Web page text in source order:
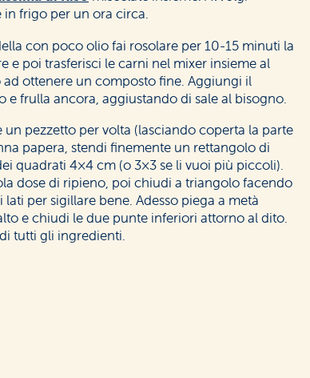
in frigo per un ora circa.
con poco olio fai rosolare per 10-15 minuti la
e poi trasferisci le carni nel mixer insieme al
ottenere un composto fine. Aggiungi il
e frulla ancora, aggiustando di sale al bisogno.
un pezzetto per volta (lasciando coperta la parte
papera, stendi finemente un rettangolo di
quadrati 4×4 cm (o 3×3 se li vuoi più piccoli).
dose di ripieno, poi chiudi a triangolo facendo
per sigillare bene. Adesso piega a metà
e chiudi le due punte inferiori attorno al dito.
tutti gli ingredienti.